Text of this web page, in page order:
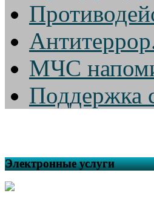
МЧС
Поддержка
Электронные услуги